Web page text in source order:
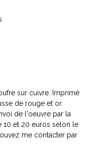
sur cuivre. Imprimé
de rouge et or.
de l'oeuvre par la
10 et 20 euros selon le
me contacter par